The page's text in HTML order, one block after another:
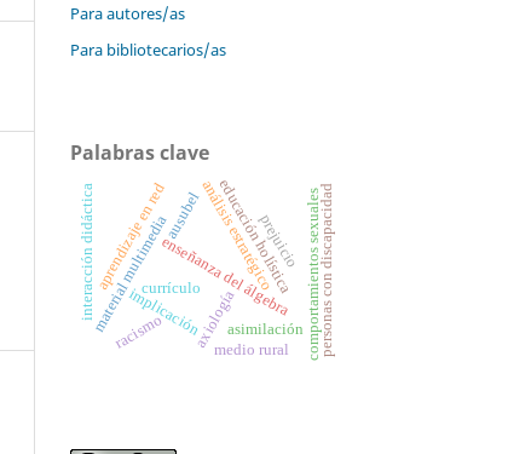
Para autores/as
Para bibliotecarios/as
Palabras clave
currículo
implicaciónaxiología
material multimediaenseñanza del álgebracomportamientos sexuales
educación holística
análisis estratégico
aprendizaje en red personas con discapacidad
asimilación
racismo
prejuicio
interacción didáctica ausubel
medio rural